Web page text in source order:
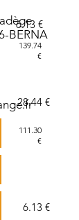
BERNA
6.13 €
139.74
€
- 28.44 €
111.30
€
6.13 €